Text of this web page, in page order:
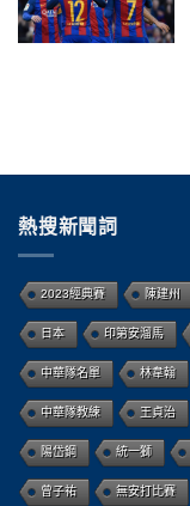
熱搜新聞詞
2023經典賽 陳建州
日本 印第安溜馬
中華隊名單 林韋翰
中華隊教練 王貞治
陽岱鋼 統一獅
曾子祐 無安打比賽